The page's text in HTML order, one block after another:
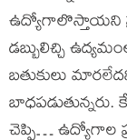
ఉద్యోగాలొస్తాయని
డబ్బులిచ్చి
బతుకులు
చెప్పి… ఉద్యోగాల